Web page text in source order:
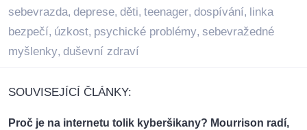
sebevrazda, deprese, děti, teenager, dospívání, linka
bezpečí, úzkost, psychické problémy, sebevražedné
myšlenky, duševní zdraví
SOUVISEJÍCÍ ČLÁNKY:
Proč je na internetu tolik kyberšikany? Mourrison radí,